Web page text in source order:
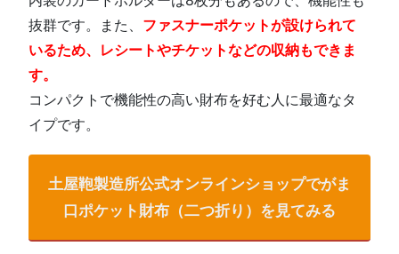
抜群です。また、 ファスナーポケットが設けられて
いるため、レシートやチケットなどの収納もできま
す。
コンパクトで機能性の高い財布を好む人に最適なタ
イプです。
土屋鞄製造所公式オンラインショップでがま
口ポケット財布（二つ折り）を見てみる